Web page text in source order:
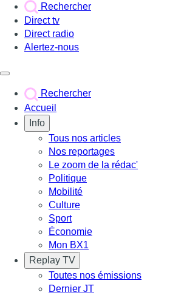
Rechercher
Direct tv
Direct radio
Alertez-nous
Rechercher
Accueil
Info
Tous nos articles
Nos reportages
Le zoom de la rédac'
Politique
Mobilité
Culture
Sport
Économie
Mon BX1
Replay TV
Toutes nos émissions
Dernier JT